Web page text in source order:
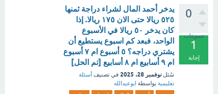
0
تصويتات
1
إجابة
يدخر أحمد المال لشراء دراجة ثمنها
٥٢٥ ريالا حتى الان ١٧٥ ريالا. إذا
كان يدخر ٥٠ ريالا في الأسبوع
الواحد، فبعد كم اسبوع يستطيع أن
يشتري دراجه؟ ٥ أسبوع ام ٧ أسبوع
ام ٩ أسابيع ام ٨ أسابيع [تم الحل]
سُئل نوفمبر 28، 2025 في تصنيف أسئلة
تعليمية بواسطة ابوعبدالله